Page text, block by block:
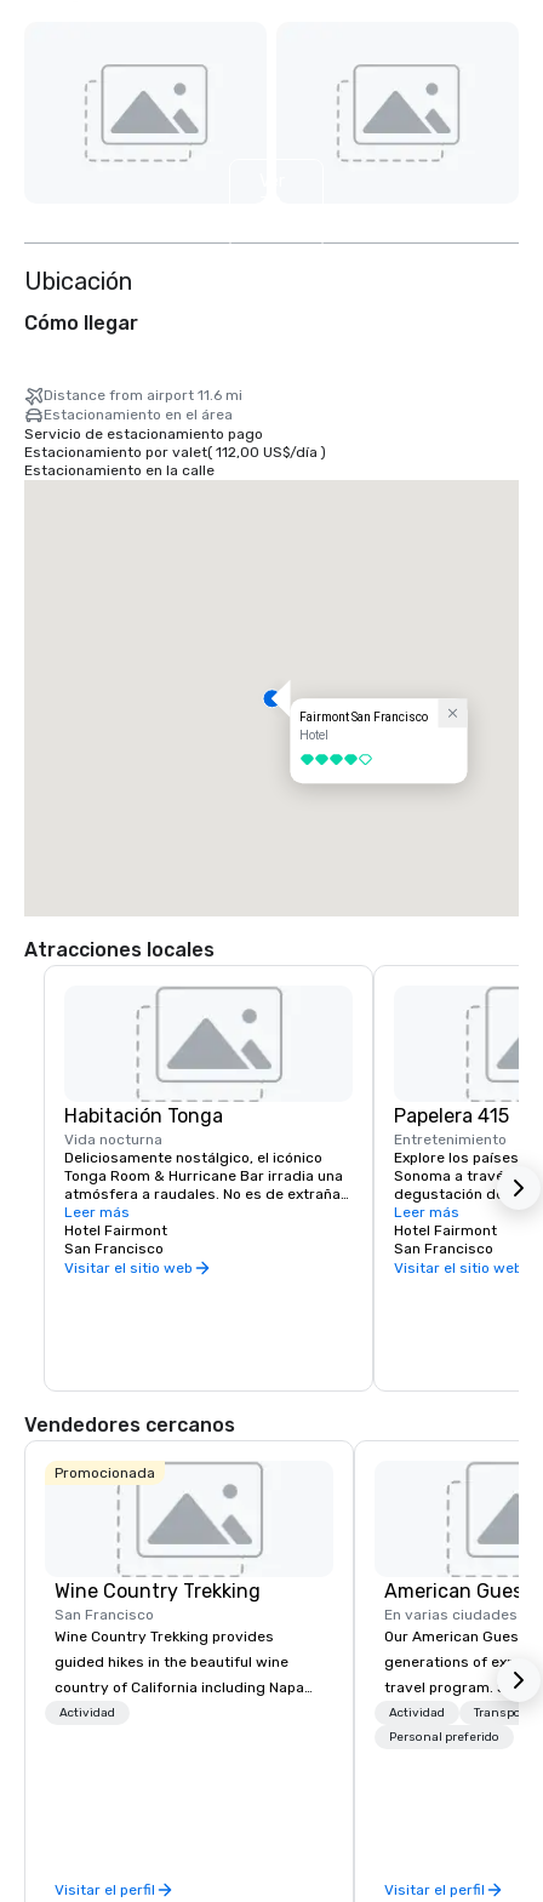
Ubicación
Cómo llegar
Distance from airport 11.6 mi
Estacionamiento en el área
Servicio de estacionamiento pago
Estacionamiento por valet( 112,00 US$/día )
Estacionamiento en la calle
Fairmont San Francisco
Hotel
4 de 5
Atracciones locales
Habitación Tonga
Vida nocturna
Deliciosamente nostálgico, el icónico
Tonga Room & Hurricane Bar irradia una
atmósfera a raudales. No es de extrañar,
ya que fue un escenógrafo de Hollywood
quien creó el aspecto y la sensación del
tema. Los huéspedes se reúnen
alrededor de una gran «laguna» central,
Leer más
Hotel Fairmont
San Francisco
Visitar el sitio web
Papelera 415
Entretenimiento
Explore los países
Sonoma a través de
degustación de
Fairmont Hotel. Los
experimentados
comprenderán
desarrolle tu viaje y
Leer más
Hotel Fairmont
San Francisco
Visitar el sitio web
Vendedores cercanos
Promocionada
Wine Country Trekking
San Francisco
Wine Country Trekking provides
guided hikes in the beautiful wine
country of California including Napa
and Sonoma Valleys. These
day hikes we provide luxury self-
Actividad
Visitar el perfil
American Guest
En varias ciudades
Our American Guest
generations of
travel program. Since
mission has been to
imagination of your
management, we
Actividad
Transporte
Personal preferido
Visitar el perfil